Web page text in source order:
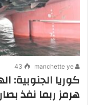
43
كوريا
هرمز ربما نفذ